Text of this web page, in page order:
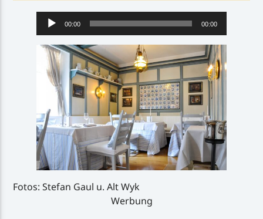
Audio-
Player
00:00 00:00
Fotos: Stefan Gaul u. Alt Wyk
Werbung